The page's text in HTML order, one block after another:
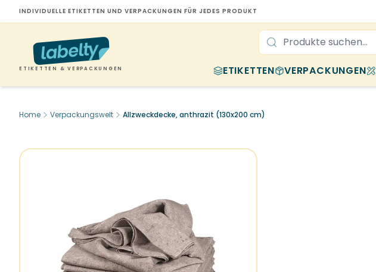
INDIVIDUELLE ETIKETTEN UND VERPACKUNGEN FÜR JEDES PRODUKT
ETIKETTEN & VERPACKUNGEN ETIKETTEN VERPACKUNGEN
Home Verpackungswelt Allzweckdecke, anthrazit (130x200 cm)